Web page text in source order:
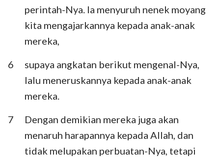
perintah-Nya. Ia menyuruh nenek moyang
kita mengajarkannya kepada anak-anak
mereka,
6
supaya angkatan berikut mengenal-Nya,
lalu meneruskannya kepada anak-anak
mereka.
7
Dengan demikian mereka juga akan
menaruh harapannya kepada Allah, dan
tidak melupakan perbuatan-Nya, tetapi